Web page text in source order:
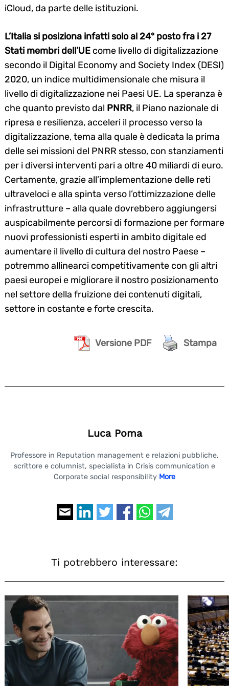
iCloud, da parte delle istituzioni.
L’Italia si posiziona infatti solo al 24° posto fra i 27
Stati membri dell’UE come livello di digitalizzazione
secondo il Digital Economy and Society Index (DESI)
2020, un indice multidimensionale che misura il
livello di digitalizzazione nei Paesi UE. La speranza è
che quanto previsto dal PNRR, il Piano nazionale di
ripresa e resilienza, acceleri il processo verso la
digitalizzazione, tema alla quale è dedicata la prima
delle sei missioni del PNRR stesso, con stanziamenti
per i diversi interventi pari a oltre 40 miliardi di euro.
Certamente, grazie all’implementazione delle reti
ultraveloci e alla spinta verso l’ottimizzazione delle
infrastrutture – alla quale dovrebbero aggiungersi
auspicabilmente percorsi di formazione per formare
nuovi professionisti esperti in ambito digitale ed
aumentare il livello di cultura del nostro Paese –
potremmo allinearci competitivamente con gli altri
paesi europei e migliorare il nostro posizionamento
nel settore della fruizione dei contenuti digitali,
settore in costante e forte crescita.
Versione PDF Stampa
Luca Poma
Professore in Reputation management e relazioni pubbliche,
scrittore e columnist, specialista in Crisis communication e
Corporate social responsibility More
Ti potrebbero interessare: